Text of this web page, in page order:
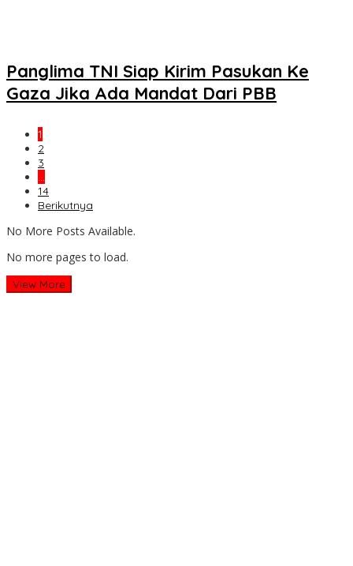
Panglima TNI Siap Kirim Pasukan Ke
Gaza Jika Ada Mandat Dari PBB
1
2
3
…
14
Berikutnya
No More Posts Available.
No more pages to load.
View More